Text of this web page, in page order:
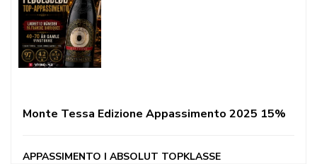
Monte Tessa Edizione Appassimento 2025 15%
APPASSIMENTO I ABSOLUT TOPKLASSE